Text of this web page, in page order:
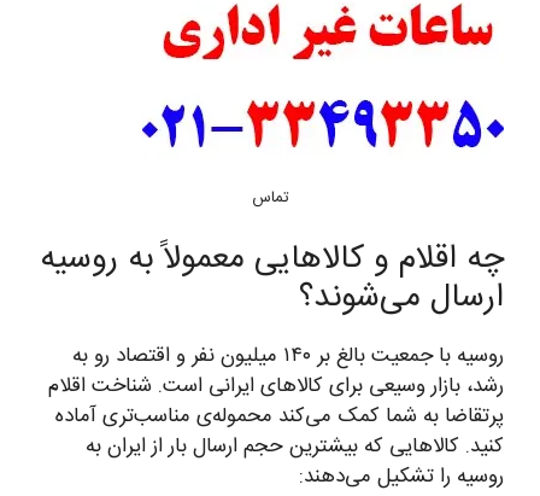
تماس
چه اقلام و کالاهایی معمولاً به روسیه
ارسال می‌شوند؟
روسیه با جمعیت بالغ بر ۱۴۰ میلیون نفر و اقتصاد رو به
رشد، بازار وسیعی برای کالاهای ایرانی است. شناخت اقلام
پرتقاضا به شما کمک می‌کند محموله‌ی مناسب‌تری آماده
کنید. کالاهایی که بیشترین حجم ارسال بار از ایران به
روسیه را تشکیل می‌دهند: